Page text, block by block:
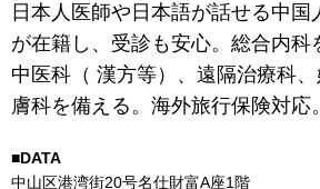
日本人医師や日本語が話せる中国
が在籍し、受診も安心。総合内科
中医科（ 漢方等）、遠隔治療科
膚科を備える。海外旅行保険対応。
■DATA
中山区港湾街20号名仕財富A座1階